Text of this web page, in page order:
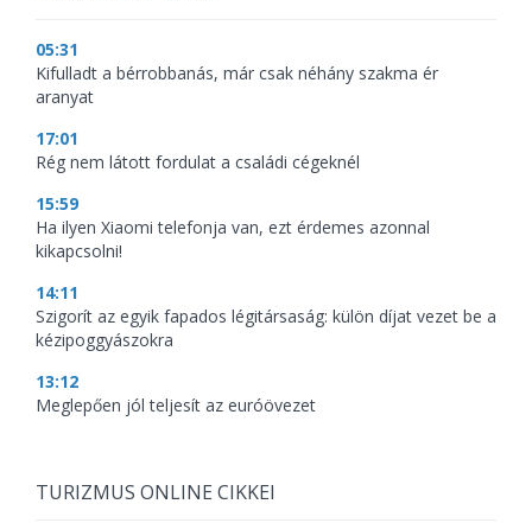
05:31
Kifulladt a bérrobbanás, már csak néhány szakma ér
aranyat
17:01
Rég nem látott fordulat a családi cégeknél
15:59
Ha ilyen Xiaomi telefonja van, ezt érdemes azonnal
kikapcsolni!
14:11
Szigorít az egyik fapados légitársaság: külön díjat vezet be a
kézipoggyászokra
13:12
Meglepően jól teljesít az euróövezet
TURIZMUS ONLINE CIKKEI